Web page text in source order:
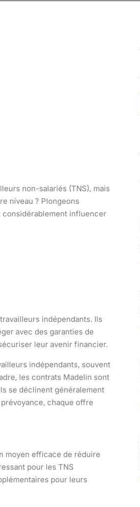
non-salariés (TNS), mais
niveau ? Plongeons
influencer
travailleurs indépendants. Ils
avec des garanties de
leur avenir financier.
indépendants, souvent
les contrats Madelin sont
se déclinent généralement
chaque offre
moyen efficace de réduire
pour les TNS
pour leurs